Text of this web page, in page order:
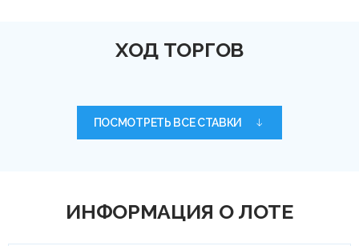
ХОД ТОРГОВ
ПОСМОТРЕТЬ ВСЕ СТАВКИ
ИНФОРМАЦИЯ О ЛОТЕ